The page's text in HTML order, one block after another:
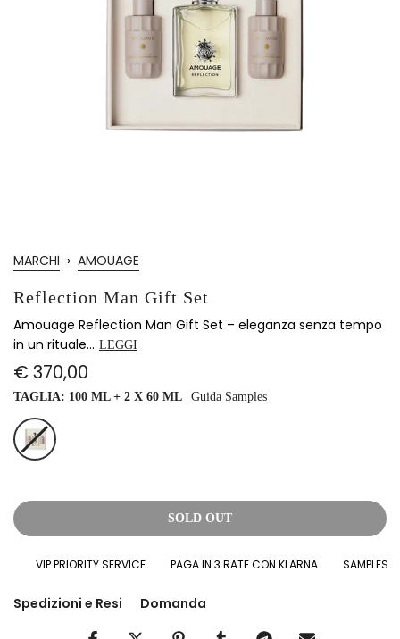
MARCHI › AMOUAGE
Reflection Man Gift Set
Amouage Reflection Man Gift Set – eleganza senza tempo
in un rituale... LEGGI
€ 370,00
TAGLIA: 100 ML + 2 X 60 ML Guida Samples
SOLD OUT
VIP PRIORITY SERVICE PAGA IN 3 RATE CON KLARNA SAMPLES IN
Spedizioni e Resi Domanda